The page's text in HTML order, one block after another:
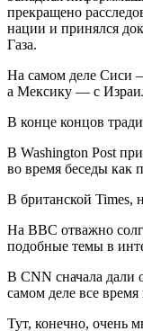
прекращено
нации и принялся
Газа.
На самом деле Сиси
а Мексику — с
В конце концов
В Washington Post
во время беседы как
В британской Times,
На BBC отважно
подобные темы в
В CNN сначала дали
самом деле все
Тут, конечно, очень